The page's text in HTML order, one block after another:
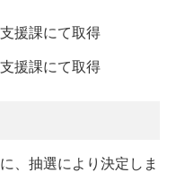
援課にて取得
援課にて取得
、抽選により決定しま